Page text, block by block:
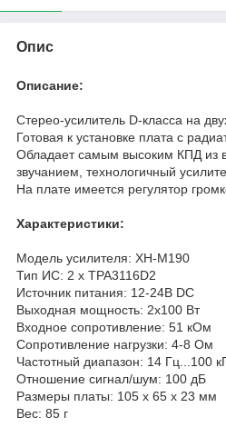
Опис
Описание:
Стерео-усилитель D-класса на
Готовая к установке плата с
Обладает самым высоким КПД из
звучанием, технологичный
На плате имеется регулятор
Характеристики:
Модель усилителя: XH-M190
Тип ИС: 2 х TPA3116D2
Источник питания: 12-24В DC
Выходная мощность: 2х100 Вт
Входное сопротивление: 51 кОм
Сопротивление нагрузки: 4-8 Ом
Частотный диапазон: 14 Гц...100
Отношение сигнал/шум: 100 дБ
Размеры платы: 105 х 65 х 23 мм
Вес: 85 г